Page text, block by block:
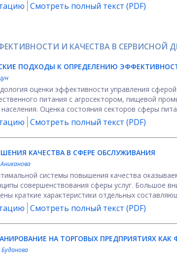
Смотреть полный текст (PDF)
И КАЧЕСТВА В СЕРВИСНОЙ
ПОДХОДЫ К ОПРЕДЕЛЕНИЮ
оценки эффективности управления
питания с агросектором, пищевой
Оценка состояния секторов сферы
Смотреть полный текст (PDF)
КАЧЕСТВА В СФЕРЕ ОБСЛУЖИВАНИЯ
системы повышения качества
совершенствования сферы услуг. Большое
краткие характеристики отдельных
Смотреть полный текст (PDF)
НА ТОРГОВЫХ ПРЕДПРИЯТИЯХ КАК